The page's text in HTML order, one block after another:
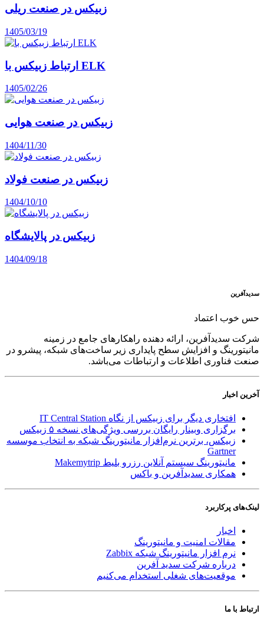
زبیکس در صنعت ریلی
1405/03/19
ارتباط زبیکس با ELK
1405/02/26
زبیکس در صنعت هوایی
1404/11/30
زبیکس در صنعت فولاد
1404/10/10
زبیکس در پالایشگاه
1404/09/18
سدید‌آفرین
حس خوب اعتماد
شرکت سدید‌آفرین، ارائه دهنده راهکارهای جامع در زمینه
مانیتورینگ و افزایش سطح پایداری زیر ساخت‌های شبکه، پیشرو در
صنعت فناوری اطلاعات و ارتباطات می‌باشد.
آخرین اخبار
افتخاری دیگر برای زبیکس از نگاه IT Central Station
برگزاری وبینار رایگان بررسی ویژگی‌های نسخه ۵ زبیکس
زبیکس، برترین نرم‌افزار مانیتورینگ شبکه به انتخاب موسسه
Gartner
مانیتورینگ سیستم آنلاین رزرو بلیط Makemytrip
همکاری سدیدآفرین و باکس
لینک‌های پر‌کاربرد
اخبار
مقالات امنیت و مانیتورینگ
نرم افزار مانیتورینگ شبکه Zabbix
درباره شرکت سدید آفرین
موقعیت‌های شغلی استخدام ‌می‌کنیم
ارتباط با ما